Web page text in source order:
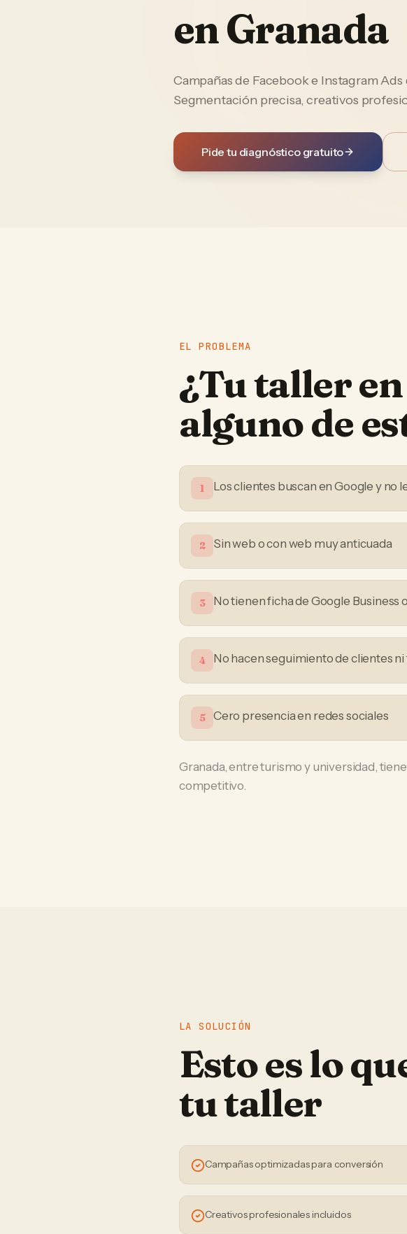
enGranada
Campañas de Facebook e Instagram
Segmentación precisa, creativos
Pide tu diagnóstico gratuito
EL PROBLEMA
¿Tutalleren
alguno de
1 Los clientes buscan en Google y no
2 Sin web o con web muy anticuada
3 No tienen ficha de Google Business
4 No hacen seguimiento de clientes
5 Cero presencia en redes sociales
Granada, entre turismo y universidad,
competitivo.
LA SOLUCIÓN
Esto es lo
tutaller
Campañas optimizadas para conversión
Creativos profesionales incluidos